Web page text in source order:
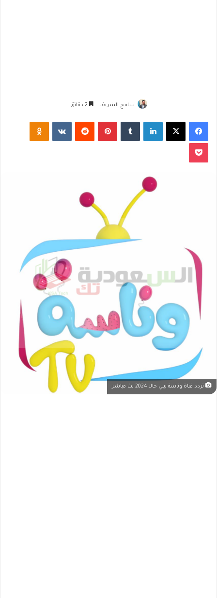
سامح الشريف
فيسبوك لينكدإن بينتيريست
تردد قناة وناسة بيبي حالا 2024 بث مباشر